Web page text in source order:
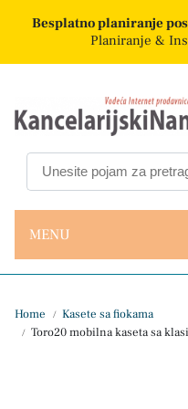
Besplatno planiranje
Planiranje &
MENU
Home / Kasete sa fiokama
/ Toro20 mobilna kaseta sa